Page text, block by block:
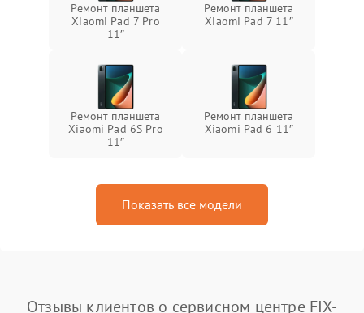
Ремонт планшета
Xiaomi Pad 7 Pro
11″
Ремонт планшета
Xiaomi Pad 7 11″
Ремонт планшета
Xiaomi Pad 6S Pro
11″
Ремонт планшета
Xiaomi Pad 6 11″
Показать все модели
Отзывы клиентов о сервисном центре FIX-